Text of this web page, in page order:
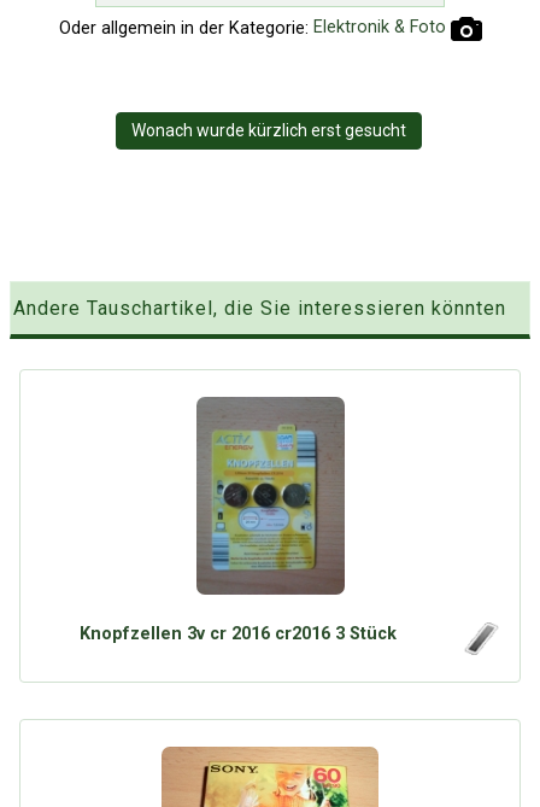
Oder allgemein in der Kategorie: Elektronik & Foto
Wonach wurde kürzlich erst gesucht
Andere Tauschartikel, die Sie interessieren könnten
Knopfzellen 3v cr 2016 cr2016 3 Stück